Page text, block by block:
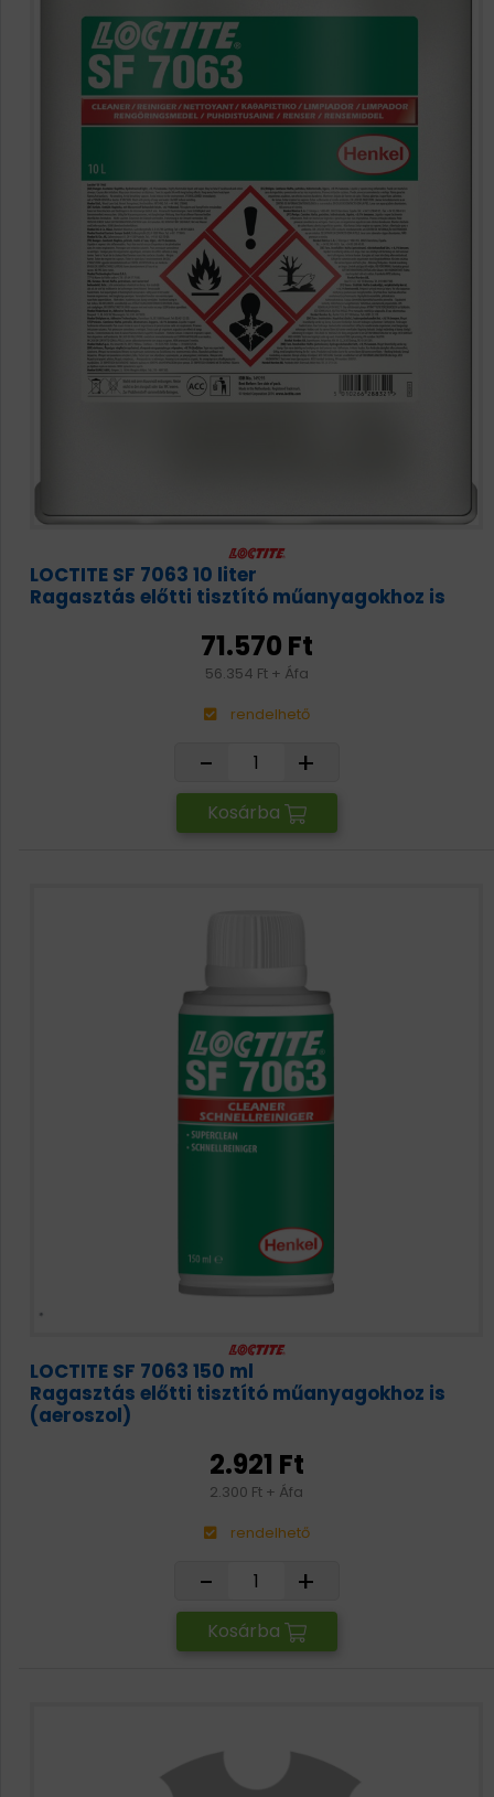
LOCTITE SF 7063 10 liter
Ragasztás előtti tisztító műanyagokhoz is
71.570 Ft
56.354 Ft + Áfa
rendelhető
- +
Kosárba
LOCTITE SF 7063 150 ml
Ragasztás előtti tisztító műanyagokhoz is
(aeroszol)
2.921 Ft
2.300 Ft + Áfa
rendelhető
- +
Kosárba